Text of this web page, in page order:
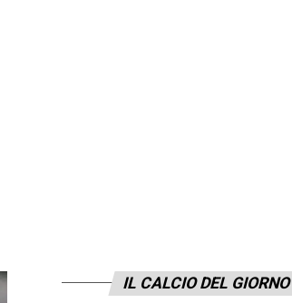
IL CALCIO DEL GIORNO